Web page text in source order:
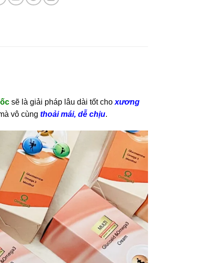
sẽ là giải pháp lâu dài tốt choxương
vô cùng thoải mái, dễ chịu.